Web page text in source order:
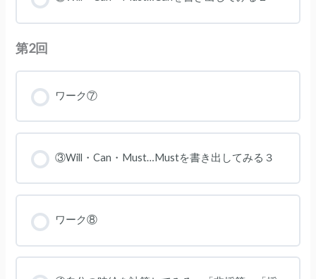
第2回
ワーク⑦
③Will・Can・Must…Mustを書き出してみる３
ワーク⑧